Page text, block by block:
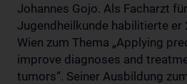
Johannes Gojo. Als Facharzt
Jugendheilkunde habilitierte er
Wien zum Thema „Applying
improve diagnoses and
tumors“. Seiner Ausbildung